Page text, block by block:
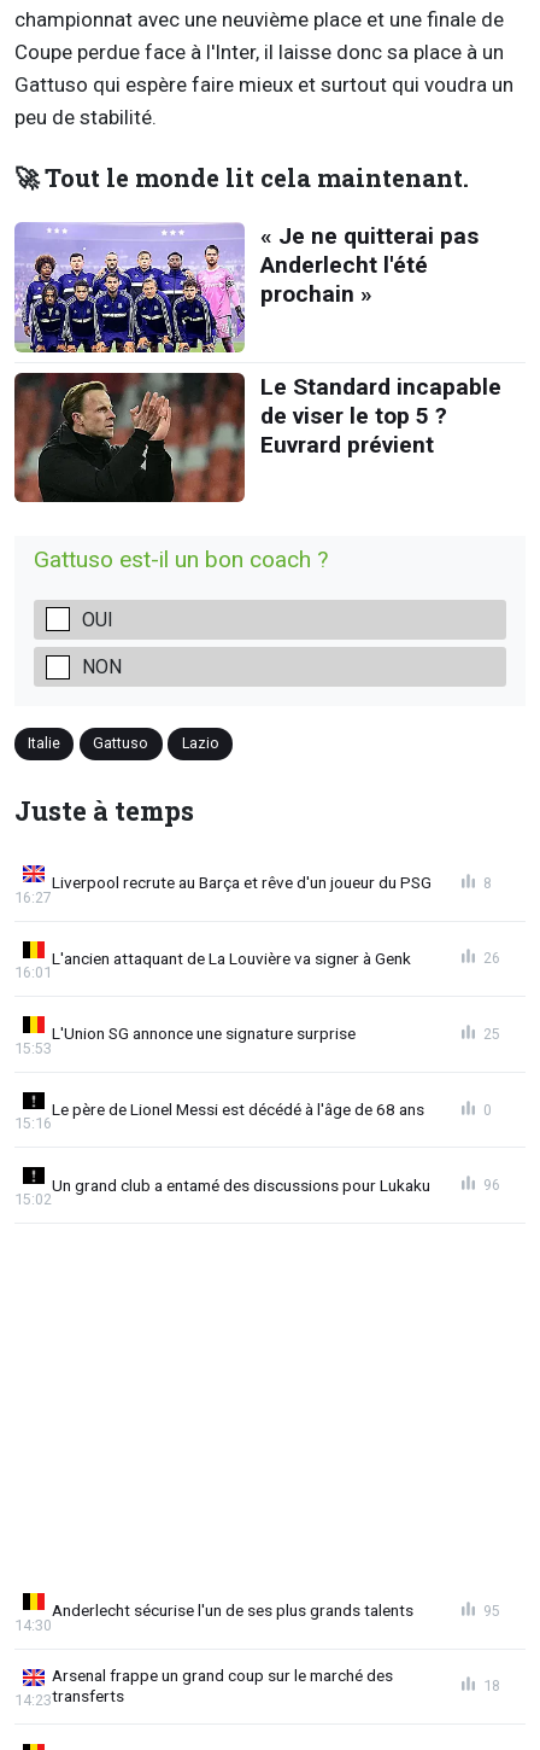
championnat avec une neuvième place et une finale de
Coupe perdue face à l'Inter, il laisse donc sa place à un
Gattuso qui espère faire mieux et surtout qui voudra un
peu de stabilité.
🚀 Tout le monde lit cela maintenant.
« Je ne quitterai pas
Anderlecht l'été
prochain »
Le Standard incapable
de viser le top 5 ?
Euvrard prévient
Gattuso est-il un bon coach ?
OUI
NON
Italie Gattuso Lazio
Juste à temps
Liverpool recrute au Barça et rêve d'un joueur du PSG
16:27
8
L'ancien attaquant de La Louvière va signer à Genk
16:01
26
L'Union SG annonce une signature surprise
15:53
25
Le père de Lionel Messi est décédé à l'âge de 68 ans
15:16
0
Un grand club a entamé des discussions pour Lukaku
15:02
96
Anderlecht sécurise l'un de ses plus grands talents
14:30
95
Arsenal frappe un grand coup sur le marché des
transferts
14:23
18